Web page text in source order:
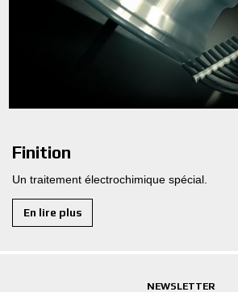
Finition
Un traitement électrochimique spécial.
En lire plus
NEWSLETTER